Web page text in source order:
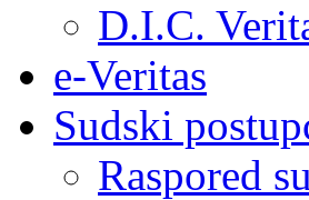
D.I.C.
e-Veritas
Sudski
Raspored